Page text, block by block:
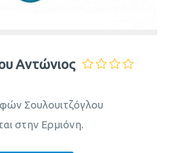
Αντώνιος
Σουλουιτζόγλου
στην Ερμιόνη.